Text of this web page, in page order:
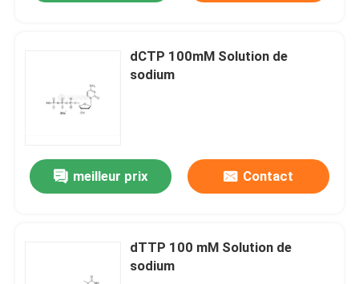
dCTP 100mM Solution de
sodium
meilleur prix Contact
dTTP 100 mM Solution de
sodium